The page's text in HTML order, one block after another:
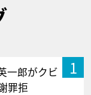
1
一郎がクビ
罪拒